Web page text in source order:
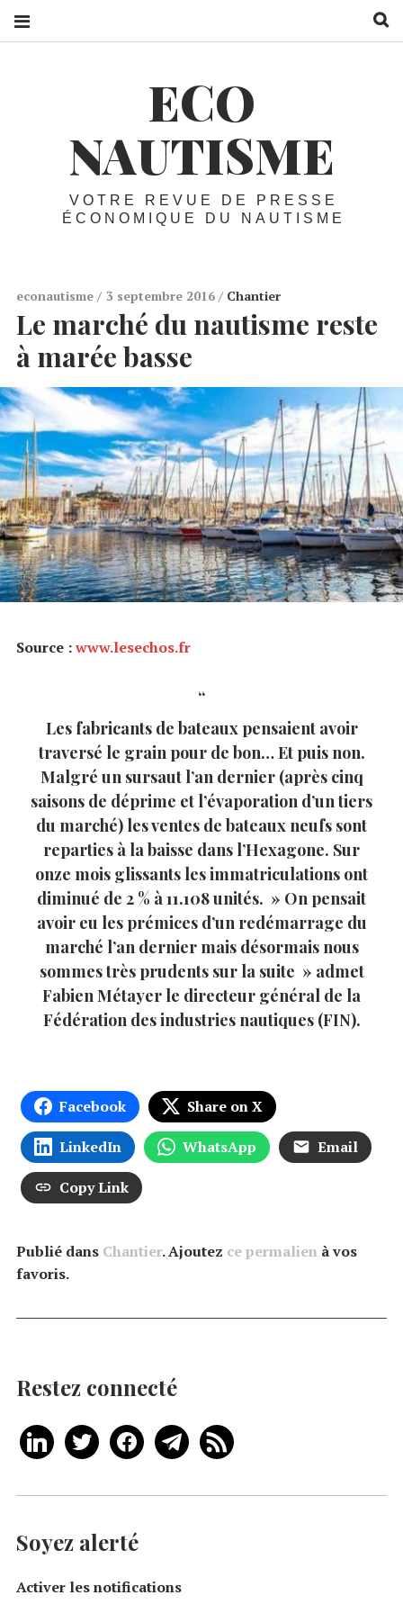
ECO
NAUTISME
VOTRE REVUE DE PRESSE
ÉCONOMIQUE DU NAUTISME
econautisme 3 septembre 2016 Chantier
Le marché du nautisme reste
à marée basse
Source :www.lesechos.fr
Les fabricants de bateaux pensaient avoir
traversé le grain pour de bon… Et puis non.
Malgré un sursaut l’an dernier (après cinq
saisons de déprime et l’évaporation d’un tiers
du marché) les ventes de bateaux neufs sont
reparties à la baisse dans l’Hexagone. Sur
onze mois glissants les immatriculations ont
diminué de 2 % à 11.108 unités. » On pensait
avoir eu les prémices d’un redémarrage du
marché l’an dernier mais désormais nous
sommes très prudents sur la suite » admet
Fabien Métayer le directeur général de la
Fédération des industries nautiques (FIN).
Facebook Share on X
LinkedIn WhatsApp Email
Copy Link
Publié dans Chantier. Ajoutez ce permalien à vos
favoris.
Restez connecté
Soyez alerté
Activer les notifications